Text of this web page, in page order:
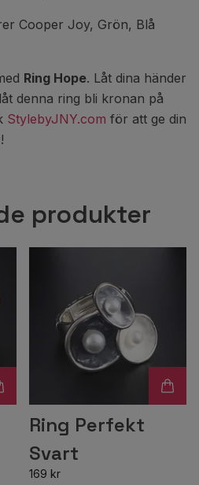
Cooper Joy, Grön, Blå
Ring Hope. Låt dina händer
denna ring bli kronan på
StylebyJNY.com för att ge din
produkter
Ring Perfekt
Svart
169 kr